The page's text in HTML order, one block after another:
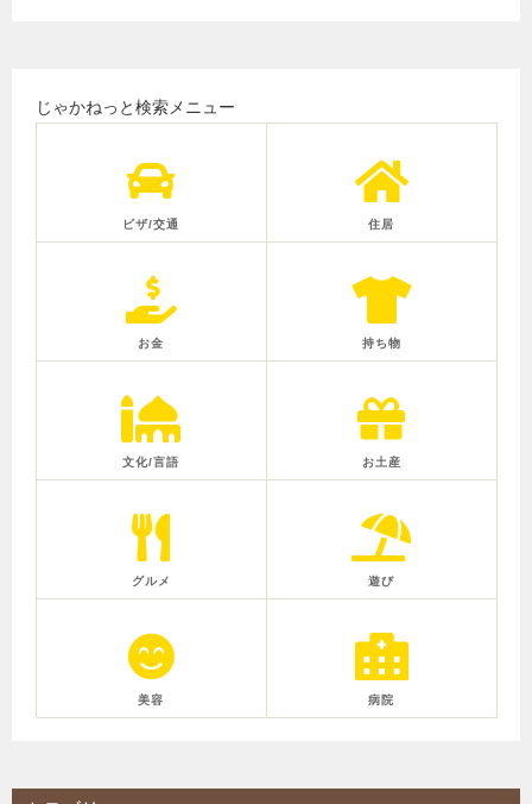
じゃかねっと検索メニュー
ビザ/交通 住居
お金 持ち物
文化/言語 お土産
グルメ 遊び
美容 病院